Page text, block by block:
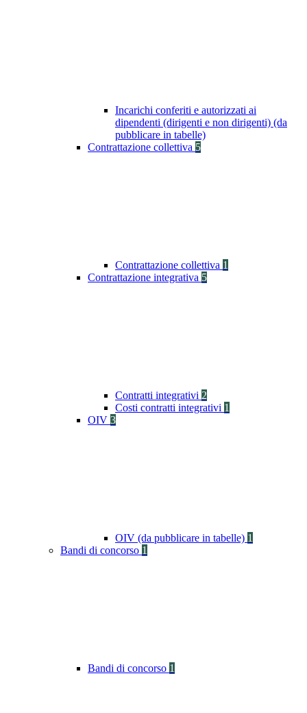
Incarichi conferiti e autorizzati ai
dipendenti (dirigenti e non dirigenti) (da
pubblicare in tabelle)
Contrattazione collettiva 5
Contrattazione collettiva 1
Contrattazione integrativa 5
Contratti integrativi 2
Costi contratti integrativi 1
OIV 3
OIV (da pubblicare in tabelle) 1
Bandi di concorso 1
Bandi di concorso 1